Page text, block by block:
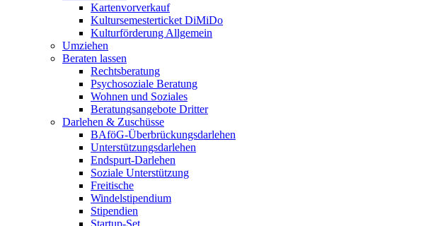
Kartenvorverkauf
Kultursemesterticket DiMiDo
Kulturförderung Allgemein
Umziehen
Beraten lassen
Rechtsberatung
Psychosoziale Beratung
Wohnen und Soziales
Beratungsangebote Dritter
Darlehen & Zuschüsse
BAföG-Überbrückungsdarlehen
Unterstützungsdarlehen
Endspurt-Darlehen
Soziale Unterstützung
Freitische
Windelstipendium
Stipendien